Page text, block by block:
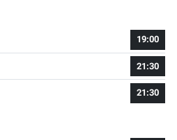
19:00
21:30
21:30